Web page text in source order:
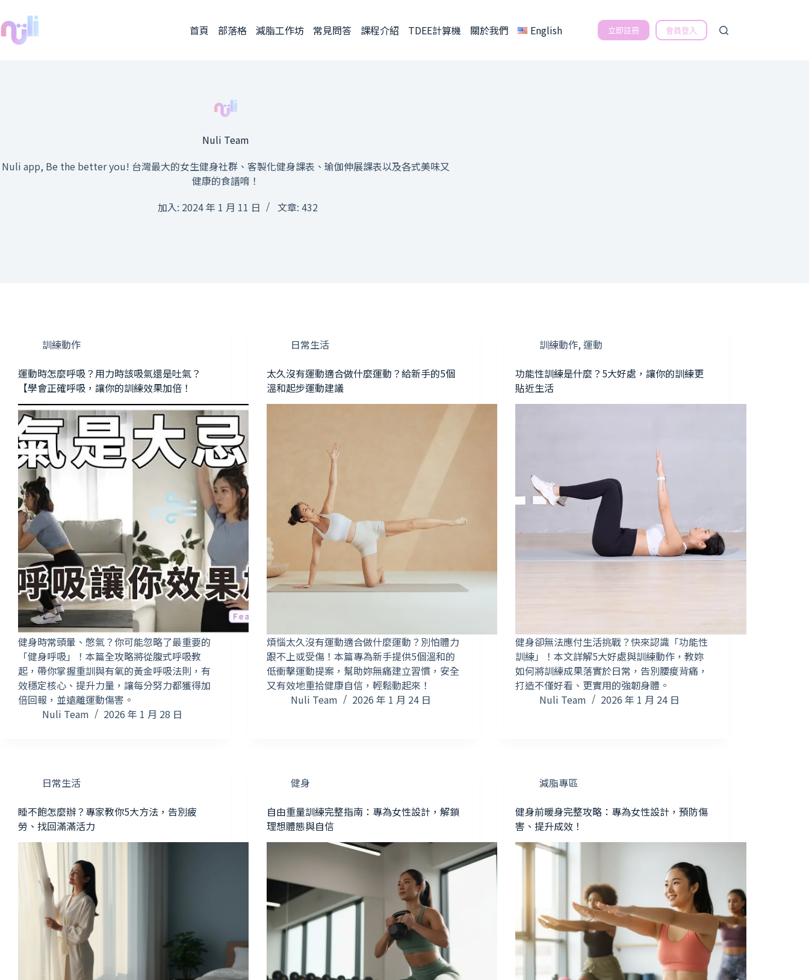
首頁 部落格 減脂工作坊 常見問答 課程介紹 TDEE計算機 關於我們 English 立即註冊 會員登入
Nuli Team
Nuli app, Be the better you! 台灣最大的女生健身社群、客製化健身課表、瑜伽伸展課表以及各式美味又
健康的食譜唷！
加入: 2024 年 1 月 11 日
文章: 432
訓練動作
運動時怎麼呼吸？用力時該吸氣還是吐氣？
【學會正確呼吸，讓你的訓練效果加倍！
健身時常頭暈、憋氣？你可能忽略了最重要的
「健身呼吸」！本篇全攻略將從腹式呼吸教
起，帶你掌握重訓與有氧的黃金呼吸法則，有
效穩定核心、提升力量，讓每分努力都獲得加
倍回報，並遠離運動傷害。
Nuli Team
2026 年 1 月 28 日
日常生活
太久沒有運動適合做什麼運動？給新手的5個
溫和起步運動建議
煩惱太久沒有運動適合做什麼運動？別怕體力
跟不上或受傷！本篇專為新手提供5個溫和的
低衝擊運動提案，幫助妳無痛建立習慣，安全
又有效地重拾健康自信，輕鬆動起來！
Nuli Team
2026 年 1 月 24 日
訓練動作,運動
功能性訓練是什麼？5大好處，讓你的訓練更
貼近生活
健身卻無法應付生活挑戰？快來認識「功能性
訓練」！本文詳解5大好處與訓練動作，教妳
如何將訓練成果落實於日常，告別腰痠背痛，
打造不僅好看、更實用的強韌身體。
Nuli Team
2026 年 1 月 24 日
日常生活
睡不飽怎麼辦？專家教你5大方法，告別疲
勞、找回滿滿活力
健身
自由重量訓練完整指南：專為女性設計，解鎖
理想體態與自信
減脂專區
健身前暖身完整攻略：專為女性設計，預防傷
害、提升成效！